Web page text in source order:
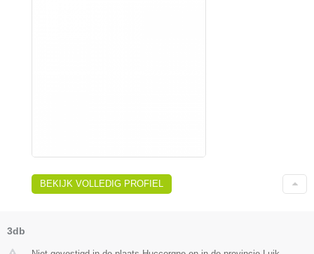
BEKIJK VOLLEDIG PROFIEL
3db